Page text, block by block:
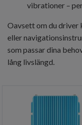
vibrationer –
Oavsett om du driver
eller
som passar dina
lång livslängd.